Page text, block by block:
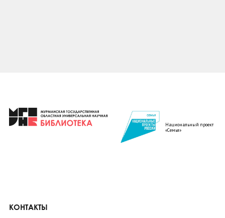
Национальный проект
«Семья»
КОНТАКТЫ